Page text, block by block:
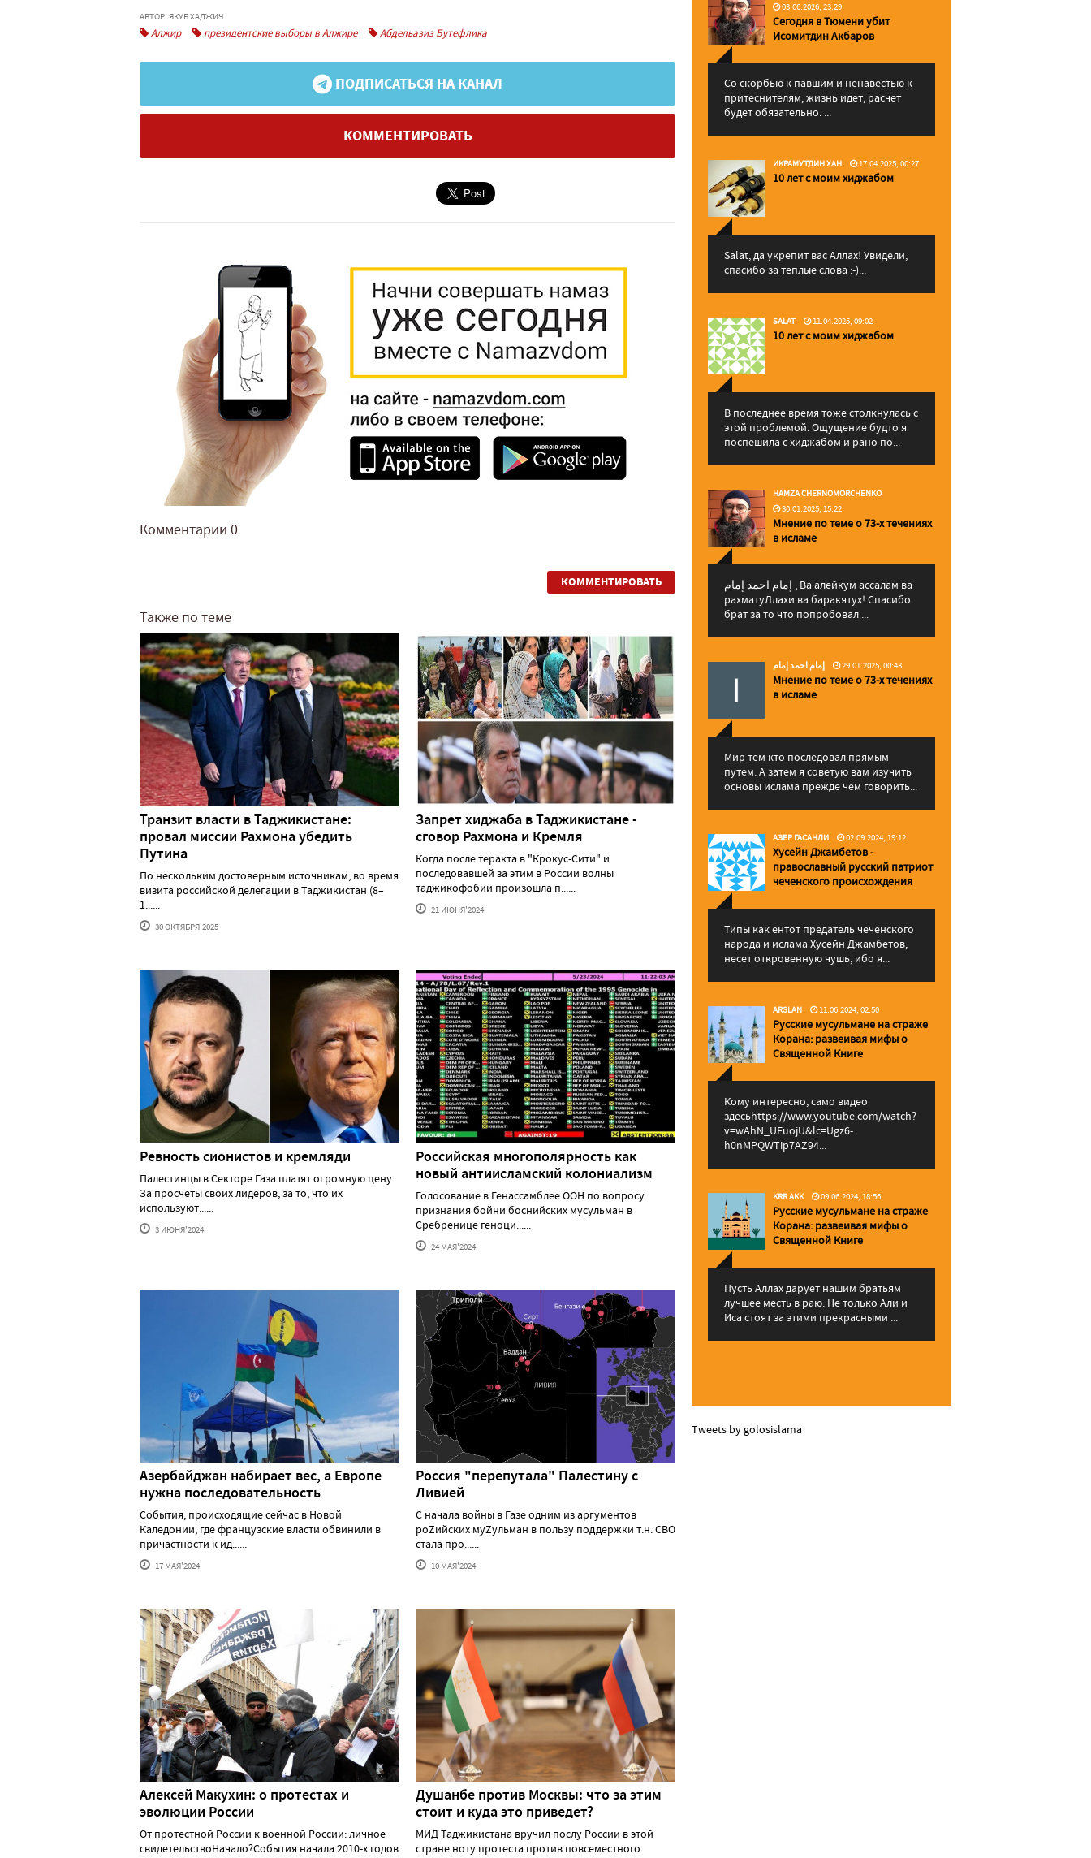
АВТОР: ЯКУБ ХАДЖИЧ
Алжир президентские выборы в Алжире Абдельазиз Бутефлика
ПОДПИСАТЬСЯ НА КАНАЛ
КОММЕНТИРОВАТЬ
Комментарии 0
КОММЕНТИРОВАТЬ
Также по теме
Транзит власти в Таджикистане:
провал миссии Рахмона убедить
Путина
По нескольким достоверным источникам, во время
визита российской делегации в Таджикистан (8–
1......
30 ОКТЯБРЯ'2025
Запрет хиджаба в Таджикистане -
сговор Рахмона и Кремля
Когда после теракта в "Крокус-Сити" и
последовавшей за этим в России волны
таджикофобии произошла п......
21 ИЮНЯ'2024
Ревность сионистов и кремляди
Палестинцы в Секторе Газа платят огромную цену.
За просчеты своих лидеров, за то, что их
используют......
3 ИЮНЯ'2024
Российская многополярность как
новый антиисламский колониализм
Голосование в Генассамблее ООН по вопросу
признания бойни боснийских мусульман в
Сребренице геноци......
24 МАЯ'2024
Азербайджан набирает вес, а Европе
нужна последовательность
События, происходящие сейчас в Новой
Каледонии, где французские власти обвинили в
причастности к ид......
17 МАЯ'2024
Россия "перепутала" Палестину с
Ливией
С начала войны в Газе одним из аргументов
роZийских муZульман в пользу поддержки т.н. СВО
стала про......
10 МАЯ'2024
Алексей Макуxин: о протестаx и
эволюции России
От протестной России к военной России: личное
свидетельствоНачало?События начала 2010-х годов
Душанбе против Москвы: что за этим
стоит и куда это приведет?
МИД Таджикистана вручил послу России в этой
стране ноту протеста против повсеместного
03.06.2026, 23:29
Сегодня в Тюмени убит
Исомитдин Акбаров
Со скорбью к павшим и ненавестью к
притеснителям, жизнь идет, расчет
будет обязательно. ...
ИКРАМУТДИН ХАН 17.04.2025, 00:27
10 лет с моим хиджабом
Salat, да укрепит вас Аллаx! Увидели,
спасибо за теплые слова :-)...
SALAT 11.04.2025, 09:02
10 лет с моим хиджабом
В последнее время тоже столкнулась с
этой проблемой. Ощущение будто я
поспешила с хиджабом и рано по...
HAMZA CHERNOMORCHENKO
30.01.2025, 15:22
Мнение по теме о 73-х течениях
в исламе
إمام احمد إمام , Ва алейкум ассалам ва
рахматуЛлахи ва баракятух! Спасибо
брат за то что попробовал ...
إمام احمد إمام 29.01.2025, 00:43
Мнение по теме о 73-х течениях
в исламе
Мир тем кто последовал прямым
путем. А затем я советую вам изучить
основы ислама прежде чем говорить...
АЗЕР ГАСАНЛИ 02.09.2024, 19:12
Хусейн Джамбетов -
православный русский патриот
чеченского происхождения
Типы как ентот предатель чеченского
народа и ислама Хусейн Джамбетов,
несет откровенную чушь, ибо я...
ARSLAN 11.06.2024, 02:50
Русские мусульмане на страже
Корана: pазвеивая мифы о
Священной Книге
Кому интересно, само видео
здесьhttps://www.youtube.com/watch?
v=wAhN_UEuojU&lc=Ugz6-
h0nMPQWTip7AZ94...
KRR AKK 09.06.2024, 18:56
Русские мусульмане на страже
Корана: pазвеивая мифы о
Священной Книге
Пусть Аллах дарует нашим братьям
лучшее месть в раю. Не только Али и
Иса стоят за этими прекрасными ...
Tweets by golosislama